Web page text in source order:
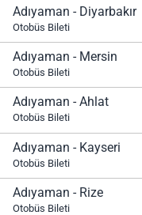
Adıyaman - Diyarbakır
Otobüs Bileti
Adıyaman - Mersin
Otobüs Bileti
Adıyaman - Ahlat
Otobüs Bileti
Adıyaman - Kayseri
Otobüs Bileti
Adıyaman - Rize
Otobüs Bileti